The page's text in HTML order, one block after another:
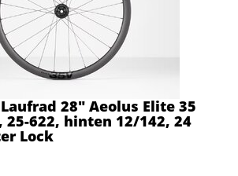
28" Aeolus Elite 35
25-622, hinten 12/142, 24
Lock